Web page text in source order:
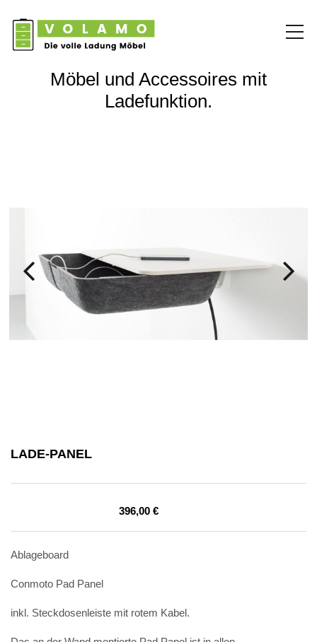
Möbel und Accessoires mit
Ladefunktion.
LADE-PANEL
396,00 €
Ablageboard
Conmoto Pad Panel
inkl. Steckdosenleiste mit rotem Kabel.